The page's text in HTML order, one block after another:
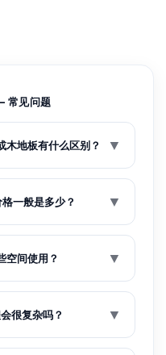
常见问题
木地板有什么区别？ ▼
一般是多少？ ▼
空间使用？ ▼
很复杂吗？ ▼